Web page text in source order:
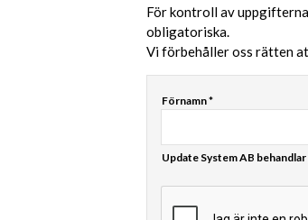
För kontroll av
obligatoriska.
Vi förbehåller oss rätten
Förnamn *
Update System AB